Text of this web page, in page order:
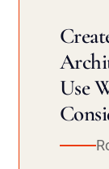
Use